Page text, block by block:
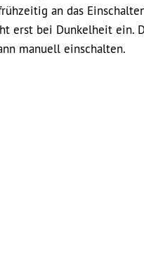
an das
erst bei Dunkelheit ein.
manuell einschalten.